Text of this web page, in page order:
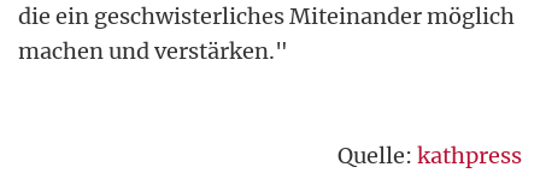
die ein geschwisterliches Miteinander möglich
machen und verstärken."
Quelle: kathpress